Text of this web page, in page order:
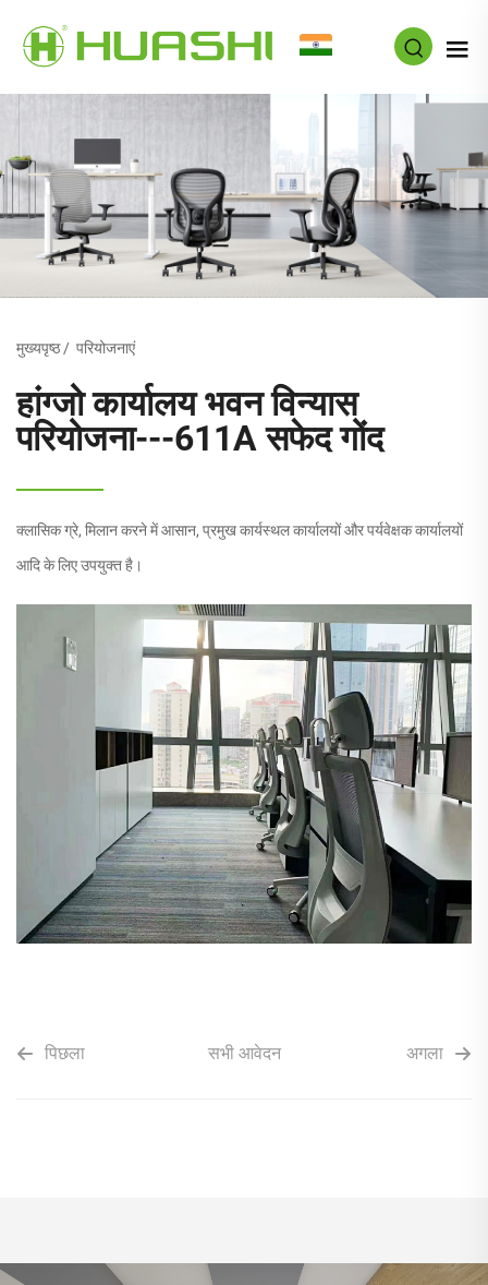
मुख्यपृष्ठ/ परियोजनाएं
हांग्जो कार्यालय भवन विन्यास
परियोजना---611A सफेद गोंद
क्लासिक ग्रे, मिलान करने में आसान, प्रमुख कार्यस्थल कार्यालयों और पर्यवेक्षक कार्यालयों
आदि के लिए उपयुक्त है।
पिछला सभी आवेदन अगला